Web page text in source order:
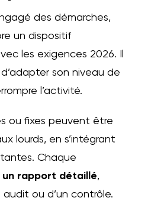
des démarches,
un dispositif
les exigences 2026. Il
son niveau de
l’activité.
ou fixes peuvent être
lourds, en s’intégrant
Chaque
un rapport détaillé,
audit ou d’un contrôle.